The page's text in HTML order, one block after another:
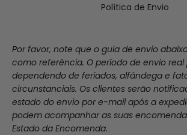
Política de Envio
Por favor, note que o guia de envio
como referência. O período de envio real
dependendo de feriados, alfândega e
circunstanciais. Os clientes serão
estado do envio por e-mail após a
podem acompanhar as suas
Estado da Encomenda.